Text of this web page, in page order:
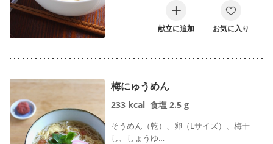
献立に追加 お気に入り
梅にゅうめん
233 kcal 食塩 2.5 g
そうめん（乾）、卵（Lサイズ）、梅干
し、しょうゆ…